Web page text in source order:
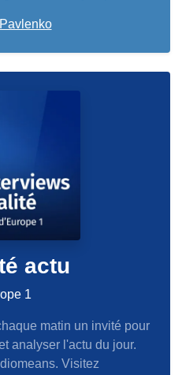
actu
1
matin un invité pour
analyser l'actu du jour.
Visitez